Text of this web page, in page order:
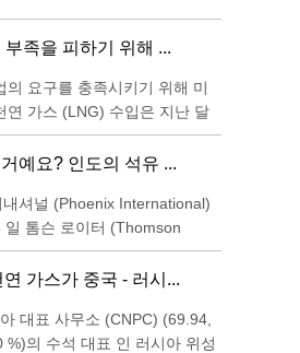
부족을 피하기 위해 ...
의 요구를 충족시키기 위해 미
연 가스 (LNG) 수입은 지난 달
다. 중국은 11 월에 미국으로
톤의 LNG를 수입했다.
예요? 인도의 석유 ...
내셔널 (Phoenix International)
일 톰슨 로이터 (Thomson
적 데이터에 따르면 인도로 선
중국의 230 만 톤을 상회하는
가스가 중국 - 러시...
대표 사무소 (CNPC) (69.94,
%)의 수석 대표 인 러시아 위성